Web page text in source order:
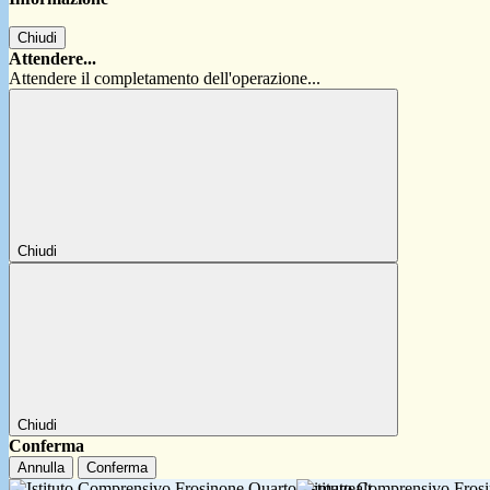
Chiudi
Attendere...
Attendere il completamento dell'operazione...
Chiudi
Chiudi
Conferma
Annulla Conferma